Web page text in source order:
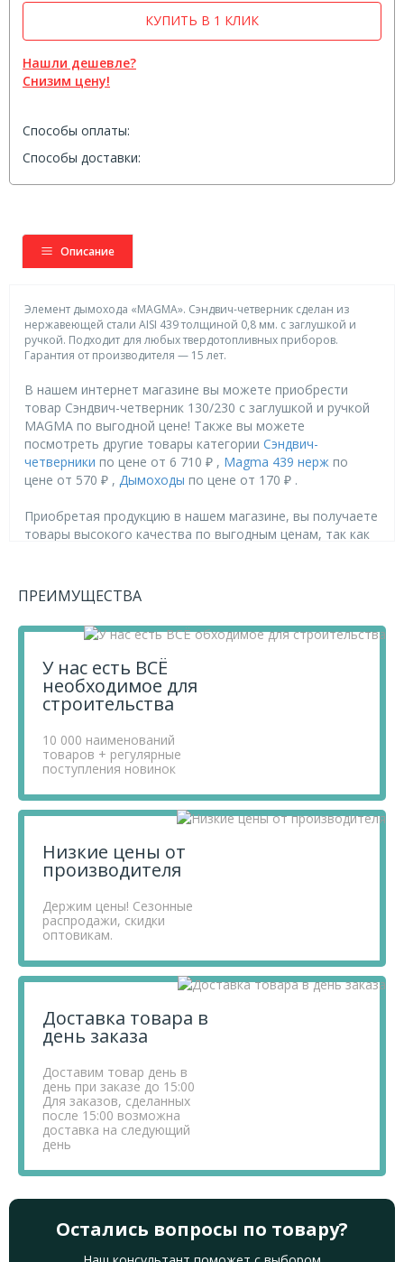
Нашли дешевле?
Снизим цену!
КУПИТЬ В 1 КЛИК
Способы оплаты:
Способы доставки:
Описание
Элемент дымохода «MAGMA». Сэндвич-четверник сделан из
нержавеющей стали AISI 439 толщиной 0,8 мм. с заглушкой и
ручкой. Подходит для любых твердотопливных приборов.
Гарантия от производителя — 15 лет.
В нашем интернет магазине вы можете приобрести
товар Сэндвич-четверник 130/230 с заглушкой и ручкой
MAGMA по выгодной цене! Также вы можете
посмотреть другие товары категории Сэндвич-
четверники по цене от 6 710 ₽ , Magma 439 нерж по
цене от 570 ₽ , Дымоходы по цене от 170 ₽ .
Приобретая продукцию в нашем магазине, вы получаете
товары высокого качества по выгодным ценам, так как
поставщиков.
Чтобы купить товар Сэндвич-четверник 130/230 с
заглушкой и ручкой MAGMA, перенесите его в «Корзину»
и оформите свой заказ.
Если у вас остались вопросы, вы можете задать их по
телефону +7 812 740 68 02
сайте.
ПРЕИМУЩЕСТВА
У нас есть ВСЁ
необходимое для
строительства
10 000 наименований
товаров + регулярные
поступления новинок
Низкие цены от
производителя
Держим цены! Сезонные
распродажи, скидки
оптовикам.
Доставка товара в
день заказа
Доставим товар день в
день при заказе до 15:00
Для заказов, сделанных
после 15:00 возможна
доставка на следующий
день
Остались вопросы по товару?